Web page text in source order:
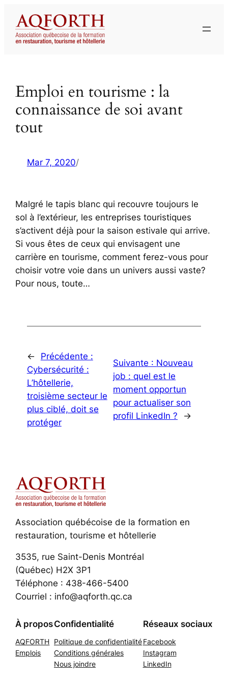
contenu
Emploi en tourisme : la
connaissance de soi avant
tout
Mar 7, 2020/
Malgré le tapis blanc qui recouvre toujours le
sol à l’extérieur, les entreprises touristiques
s’activent déjà pour la saison estivale qui arrive.
Si vous êtes de ceux qui envisagent une
carrière en tourisme, comment ferez-vous pour
choisir votre voie dans un univers aussi vaste?
Pour nous, toute…
←
Précédente :
Cybersécurité :
L’hôtellerie,
troisième secteur le
plus ciblé, doit se
protéger
Suivante : Nouveau
job : quel est le
moment opportun
pour actualiser son
profil LinkedIn ?
→
Association québécoise de la formation en
restauration, tourisme et hôtellerie
3535, rue Saint-Denis Montréal
(Québec) H2X 3P1
Téléphone : 438-466-5400
Courriel : info@aqforth.qc.ca
À propos
AQFORTH
Emplois
Confidentialité
Politique de confidentialité
Conditions générales
Nous joindre
Réseaux sociaux
Facebook
Instagram
LinkedIn